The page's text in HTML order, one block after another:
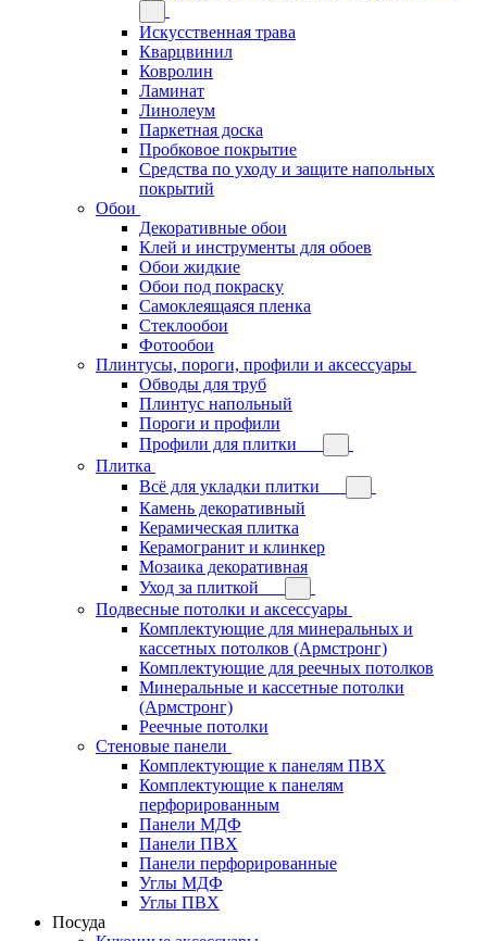
Искусственная трава
Кварцвинил
Ковролин
Ламинат
Линолеум
Паркетная доска
Пробковое покрытие
Средства по уходу и защите напольных
покрытий
Обои
Декоративные обои
Клей и инструменты для обоев
Обои жидкие
Обои под покраску
Самоклеящаяся пленка
Стеклообои
Фотообои
Плинтусы, пороги, профили и аксессуары
Обводы для труб
Плинтус напольный
Пороги и профили
Профили для плитки
Плитка
Всё для укладки плитки
Камень декоративный
Керамическая плитка
Керамогранит и клинкер
Мозаика декоративная
Уход за плиткой
Подвесные потолки и аксессуары
Комплектующие для минеральных и
кассетных потолков (Армстронг)
Комплектующие для реечных потолков
Минеральные и кассетные потолки
(Армстронг)
Реечные потолки
Стеновые панели
Комплектующие к панелям ПВХ
Комплектующие к панелям
перфорированным
Панели МДФ
Панели ПВХ
Панели перфорированные
Углы МДФ
Углы ПВХ
Посуда